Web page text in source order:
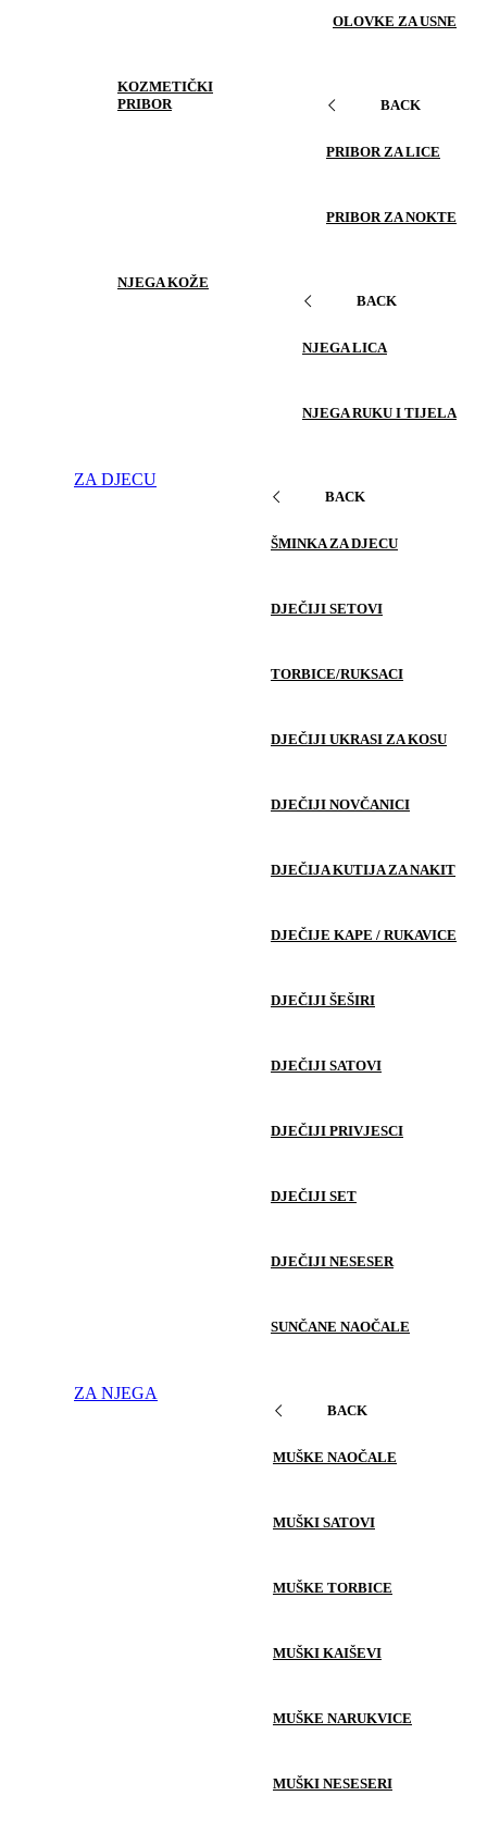
OLOVKE ZA USNE
KOZMETIČKI
PRIBOR
BACK
PRIBOR ZA LICE
PRIBOR ZA NOKTE
NJEGA KOŽE
BACK
NJEGA LICA
NJEGA RUKU I TIJELA
ZA DJECU
BACK
ŠMINKA ZA DJECU
DJEČIJI SETOVI
TORBICE/RUKSACI
DJEČIJI UKRASI ZA KOSU
DJEČIJI NOVČANICI
DJEČIJA KUTIJA ZA NAKIT
DJEČIJE KAPE / RUKAVICE
DJEČIJI ŠEŠIRI
DJEČIJI SATOVI
DJEČIJI PRIVJESCI
DJEČIJI SET
DJEČIJI NESESER
SUNČANE NAOČALE
ZA NJEGA
BACK
MUŠKE NAOČALE
MUŠKI SATOVI
MUŠKE TORBICE
MUŠKI KAIŠEVI
MUŠKE NARUKVICE
MUŠKI NESESERI